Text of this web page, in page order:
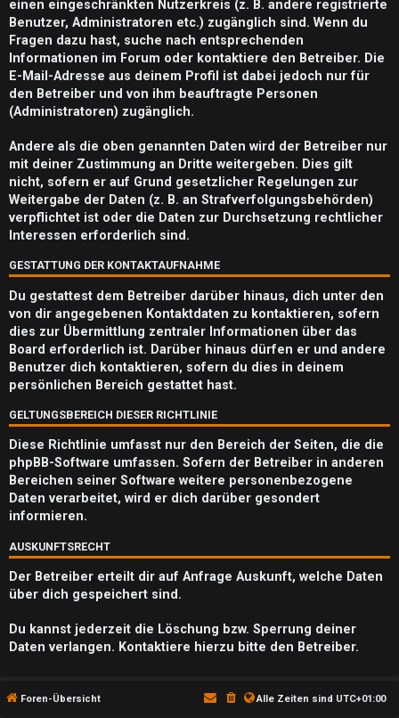
e
n
S
u
c
h
e
F
A
Q
einen eingeschränkten Nutzerkreis (z. B. andere registrierte
Benutzer, Administratoren etc.) zugänglich sind. Wenn du
Fragen dazu hast, suche nach entsprechenden
Informationen im Forum oder kontaktiere den Betreiber. Die
E-Mail-Adresse aus deinem Profil ist dabei jedoch nur für
den Betreiber und von ihm beauftragte Personen
(Administratoren) zugänglich.
Andere als die oben genannten Daten wird der Betreiber nur
mit deiner Zustimmung an Dritte weitergeben. Dies gilt
nicht, sofern er auf Grund gesetzlicher Regelungen zur
Weitergabe der Daten (z. B. an Strafverfolgungsbehörden)
verpflichtet ist oder die Daten zur Durchsetzung rechtlicher
Interessen erforderlich sind.
GESTATTUNG DER KONTAKTAUFNAHME
Du gestattest dem Betreiber darüber hinaus, dich unter den
von dir angegebenen Kontaktdaten zu kontaktieren, sofern
dies zur Übermittlung zentraler Informationen über das
Board erforderlich ist. Darüber hinaus dürfen er und andere
Benutzer dich kontaktieren, sofern du dies in deinem
persönlichen Bereich gestattet hast.
GELTUNGSBEREICH DIESER RICHTLINIE
Diese Richtlinie umfasst nur den Bereich der Seiten, die die
phpBB-Software umfassen. Sofern der Betreiber in anderen
Bereichen seiner Software weitere personenbezogene
Daten verarbeitet, wird er dich darüber gesondert
informieren.
AUSKUNFTSRECHT
Der Betreiber erteilt dir auf Anfrage Auskunft, welche Daten
über dich gespeichert sind.
Du kannst jederzeit die Löschung bzw. Sperrung deiner
Daten verlangen. Kontaktiere hierzu bitte den Betreiber.
Foren-Übersicht Alle Zeiten sind UTC+01:00